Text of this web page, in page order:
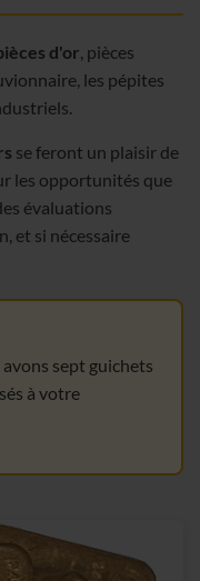
d'or, pièces
les pépites
se feront un plaisir de
les opportunités que
évaluations
et si nécessaire
avons sept guichets
à votre